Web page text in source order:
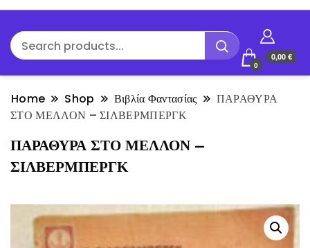
0
0,00 €
Home Shop Βιβλία Φαντασίας
ΠΑΡΑΘΥΡΑ
ΣΤΟ ΜΕΛΛΟΝ – ΣΙΛΒΕΡΜΠΕΡΓΚ
ΠΑΡΑΘΥΡΑ ΣΤΟ ΜΕΛΛΟΝ –
ΣΙΛΒΕΡΜΠΕΡΓΚ